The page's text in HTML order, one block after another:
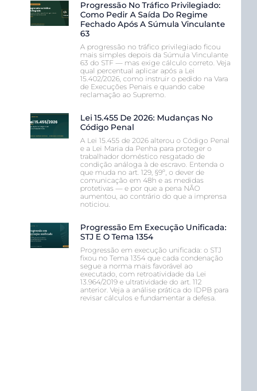
Progressão No Tráfico Privilegiado:
Como Pedir A Saída Do Regime
Fechado Após A Súmula Vinculante
63
A progressão no tráfico privilegiado ficou
mais simples depois da Súmula Vinculante
63 do STF — mas exige cálculo correto. Veja
qual percentual aplicar após a Lei
15.402/2026, como instruir o pedido na Vara
de Execuções Penais e quando cabe
reclamação ao Supremo.
Lei 15.455 De 2026: Mudanças No
Código Penal
A Lei 15.455 de 2026 alterou o Código Penal
e a Lei Maria da Penha para proteger o
trabalhador doméstico resgatado de
condição análoga à de escravo. Entenda o
que muda no art. 129, §9º, o dever de
comunicação em 48h e as medidas
protetivas — e por que a pena NÃO
aumentou, ao contrário do que a imprensa
noticiou.
Progressão Em Execução Unificada:
STJ E O Tema 1354
Progressão em execução unificada: o STJ
fixou no Tema 1354 que cada condenação
segue a norma mais favorável ao
executado, com retroatividade da Lei
13.964/2019 e ultratividade do art. 112
anterior. Veja a análise prática do IDPB para
revisar cálculos e fundamentar a defesa.